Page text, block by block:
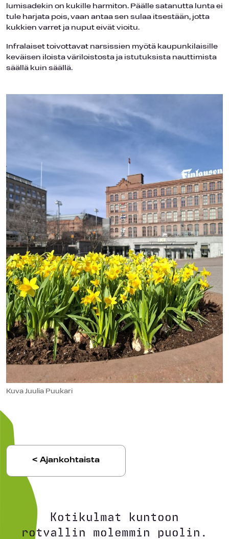
lumisadekin on kukille harmiton. Päälle satanutta lunta ei
tule harjata pois, vaan antaa sen sulaa itsestään, jotta
kukkien varret ja nuput eivät vioitu.
Infralaiset toivottavat narsissien myötä kaupunkilaisille
keväisen iloista väriloistosta ja istutuksista nauttimista
säällä kuin säällä.
Kuva Juulia Puukari
< Ajankohtaista
Kotikulmat kuntoon
rotvallin molemmin puolin.